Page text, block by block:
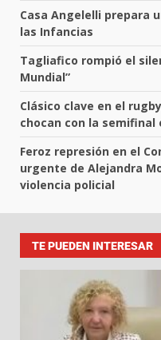
Casa Angelelli prepara
las Infancias
Tagliafico rompió el
Mundial”
Clásico clave en el
chocan con la semifinal
Feroz represión en el
urgente de Alejandra
violencia policial
TE PUEDEN INTERESAR